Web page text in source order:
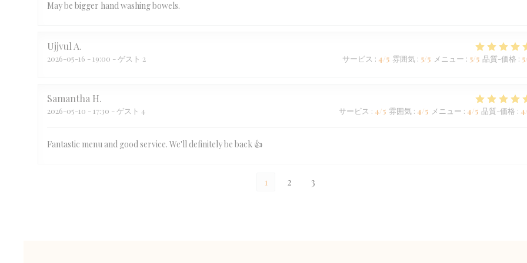
May be bigger hand washing bowels.
Ujjvul A
2026-05-16 - 19:00 - ゲスト 2 サービス : 4/5 雰囲気 : 5/5 メニュー : 5/5 品質-価格 : 5
Samantha H
2026-05-10 - 17:30 - ゲスト 4 サービス : 4/5 雰囲気 : 4/5 メニュー : 4/5 品質-価格 : 4
Fantastic menu and good service. We'll definitely be back 👍
1 2 3